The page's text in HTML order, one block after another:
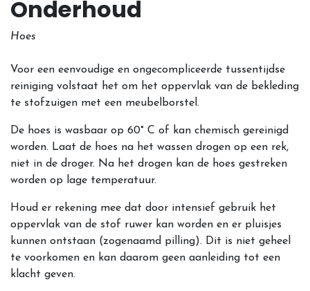
Onderhoud
Hoes
Voor een eenvoudige en ongecompliceerde tussentijdse
reiniging volstaat het om het oppervlak van de bekleding
te stofzuigen met een meubelborstel.
De hoes is wasbaar op 60° C of kan chemisch gereinigd
worden. Laat de hoes na het wassen drogen op een rek,
niet in de droger. Na het drogen kan de hoes gestreken
worden op lage temperatuur.
Houd er rekening mee dat door intensief gebruik het
oppervlak van de stof ruwer kan worden en er pluisjes
kunnen ontstaan (zogenaamd pilling). Dit is niet geheel
te voorkomen en kan daarom geen aanleiding tot een
klacht geven.